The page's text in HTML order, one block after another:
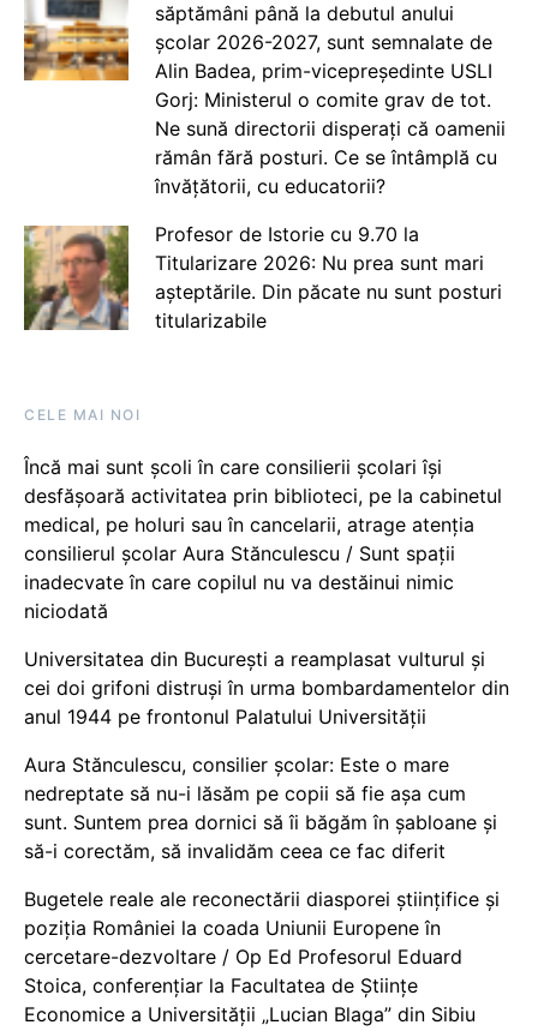
săptămâni până la debutul anului
școlar 2026-2027, sunt semnalate de
Alin Badea, prim-vicepreședinte USLI
Gorj: Ministerul o comite grav de tot.
Ne sună directorii disperați că oamenii
rămân fără posturi. Ce se întâmplă cu
învățătorii, cu educatorii?
Profesor de Istorie cu 9.70 la
Titularizare 2026: Nu prea sunt mari
așteptările. Din păcate nu sunt posturi
titularizabile
CELE MAI NOI
Încă mai sunt școli în care consilierii școlari își
desfășoară activitatea prin biblioteci, pe la cabinetul
medical, pe holuri sau în cancelarii, atrage atenția
consilierul școlar Aura Stănculescu / Sunt spații
inadecvate în care copilul nu va destăinui nimic
niciodată
Universitatea din București a reamplasat vulturul și
cei doi grifoni distruși în urma bombardamentelor din
anul 1944 pe frontonul Palatului Universității
Aura Stănculescu, consilier școlar: Este o mare
nedreptate să nu-i lăsăm pe copii să fie așa cum
sunt. Suntem prea dornici să îi băgăm în șabloane și
să-i corectăm, să invalidăm ceea ce fac diferit
Bugetele reale ale reconectării diasporei științifice și
poziția României la coada Uniunii Europene în
cercetare-dezvoltare / Op Ed Profesorul Eduard
Stoica, conferențiar la Facultatea de Științe
Economice a Universității „Lucian Blaga” din Sibiu